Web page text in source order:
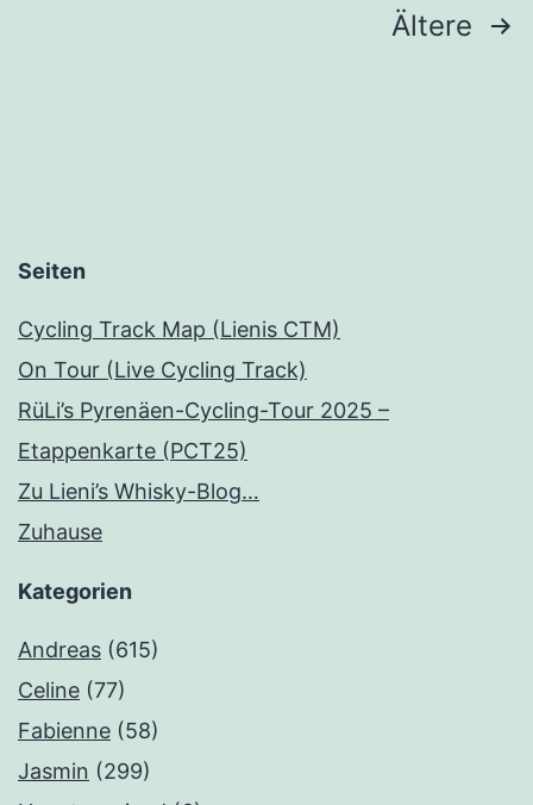
Seitennummerierung
Ältere
Seiten
Cycling Track Map (Lienis CTM)
On Tour (Live Cycling Track)
RüLi’s Pyrenäen-Cycling-Tour 2025 –
Etappenkarte (PCT25)
Zu Lieni’s Whisky-Blog…
Zuhause
Kategorien
Andreas (615)
Celine (77)
Fabienne (58)
Jasmin (299)